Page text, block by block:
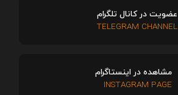
عضویت در کانال تلگرام
TELEGRAM CHANNEL
مشاهده در اینستاگرام
INSTAGRAM PAGE